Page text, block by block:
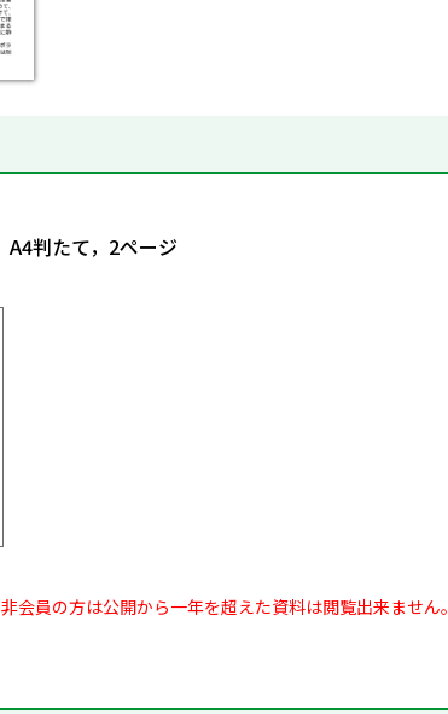
A4判たて，2ページ
非会員の方は公開から一年を超えた資料は閲覧出来ません。